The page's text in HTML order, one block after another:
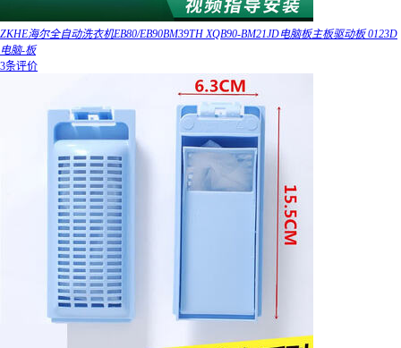
ZKHE海尔全自动洗衣机EB80/EB90BM39TH XQB90-BM21JD电脑板主板驱动板 0123D
电脑-板
3条评价